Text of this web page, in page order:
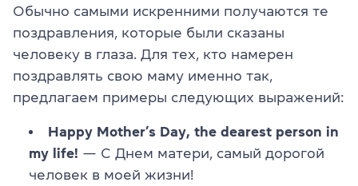
Обычно самыми искренними получаются те
поздравления, которые были сказаны
человеку в глаза. Для тех, кто намерен
поздравлять свою маму именно так,
предлагаем примеры следующих выражений:
Happy Mother’s Day, the dearest person in
my life! — С Днем матери, самый дорогой
человек в моей жизни!